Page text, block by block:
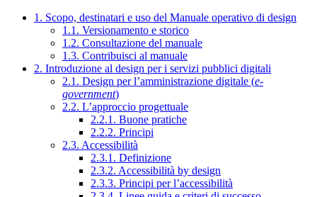
1. Scopo, destinatari e uso del Manuale operativo di design
1.1. Versionamento e storico
1.2. Consultazione del manuale
1.3. Contribuisci al manuale
2. Introduzione al design per i servizi pubblici digitali
2.1. Design per l’amministrazione digitale (e-
government)
2.2. L’approccio progettuale
2.2.1. Buone pratiche
2.2.2. Principi
2.3. Accessibilità
2.3.1. Definizione
2.3.2. Accessibilità by design
2.3.3. Principi per l’accessibilità